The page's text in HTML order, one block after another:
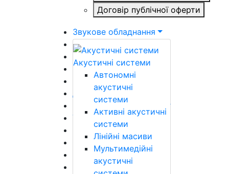
Договір публічної оферти
Звукове обладнання
Акустичні системи
Автономні
акустичні
системи
Активні акустичні
системи
Лінійні масиви
Мультимедійні
акустичні
Гітари
Гітарне обладнання
Гітарні аксесуари
Клавішні інструменти
Духові інструменти
Смичкові інструменти
Ударні інструменти
Етнічні інструменти
Світлове обладнання
Відеообладнання
Сцена